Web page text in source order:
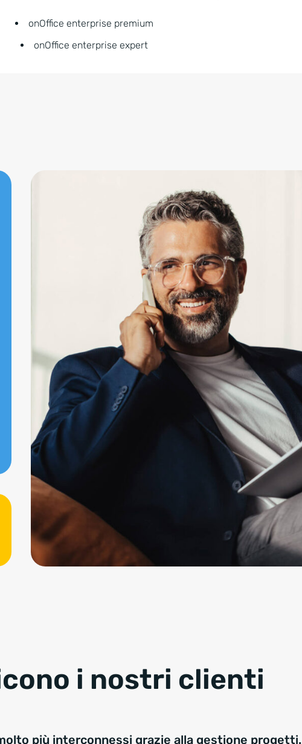
onOffice enterprise premium
onOffice enterprise expert
i nostri clienti
più interconnessi grazie alla gestione progetti.